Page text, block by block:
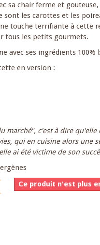
sa chair ferme et
sont les carottes et les
touche terrifiante à cette
tous les petits gourmets.
avec ses ingrédients 100%
en version :
marché", c'est à dire
qui en cuisine alors une
ai été victime de son
Ce produit n'est plus